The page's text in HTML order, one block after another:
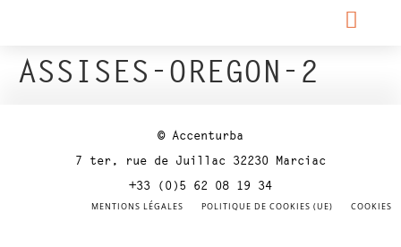
ASSISES-OREGON-2
© Accenturba
7 ter, rue de Juillac 32230 Marciac
+33 (0)5 62 08 19 34
MENTIONS LÉGALES POLITIQUE DE COOKIES (UE) COOKIES